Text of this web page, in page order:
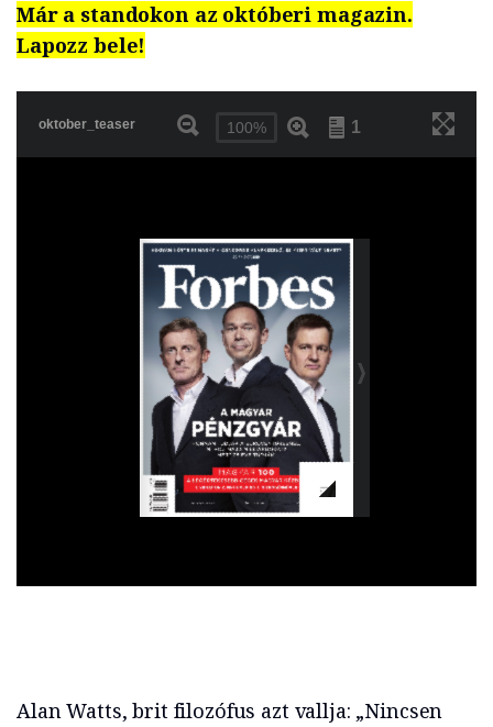
Már a standokon az októberi magazin.
Lapozz bele!
Alan Watts, brit filozófus azt vallja: „Nincsen